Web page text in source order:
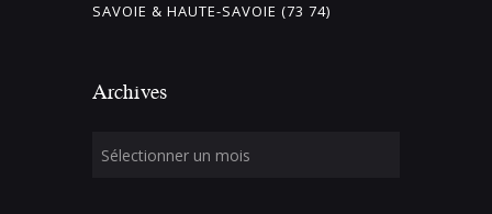
SAVOIE & HAUTE-SAVOIE (73 74)
Archives